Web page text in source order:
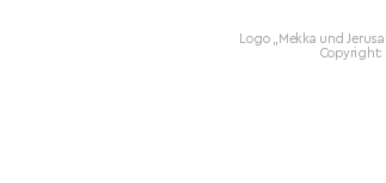
Logo „Mekka und
Copyright: